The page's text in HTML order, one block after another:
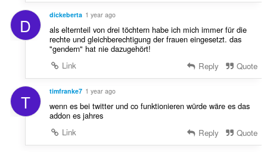
r
:u
l
è
i
D dickeberta 1 year ago
als elternteil von drei töchtern habe ich mich immer für die
rechte und gleichberechtigung der frauen eingesetzt. das
"gendern" hat nie dazugehört!
Link
Reply Quote
T timfranke7 1 year ago
wenn es bei twitter und co funktionieren würde wäre es das
addon es jahres
Link
Reply Quote